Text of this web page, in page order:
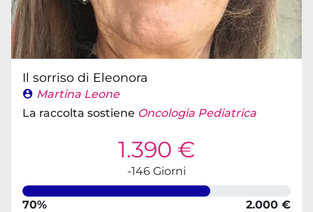
Il sorriso di Eleonora
Martina Leone
La raccolta sostiene Oncologia Pediatrica
1.390 €
-146 Giorni
70%
2.000 €